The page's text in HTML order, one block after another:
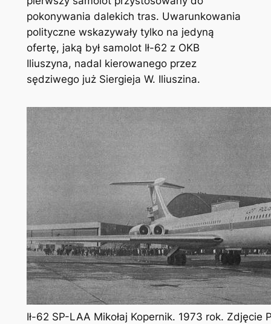
pokonywania dalekich tras. Uwarunkowania
polityczne wskazywały tylko na jedyną
ofertę, jaką był samolot Ił-62 z OKB
Iliuszyna, nadal kierowanego przez
sędziwego już Siergieja W. Iliuszina.
Ił-62 SP-LAA Mikołaj Kopernik. 1973 rok. Zdjęcie